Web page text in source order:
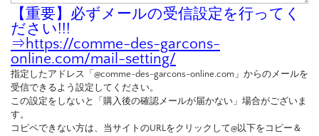
【重要】必ずメールの受信設定を行ってく
ださい!!!
⇒https://comme-des-garcons-
online.com/mail-setting/
指定したアドレス「@comme-des-garcons-online.com」からのメールを
受信できるよう設定してください。
この設定をしないと「購入後の確認メールが届かない」場合がございま
す。
コピペできない方は、当サイトのURLをクリックして@以下をコピー＆